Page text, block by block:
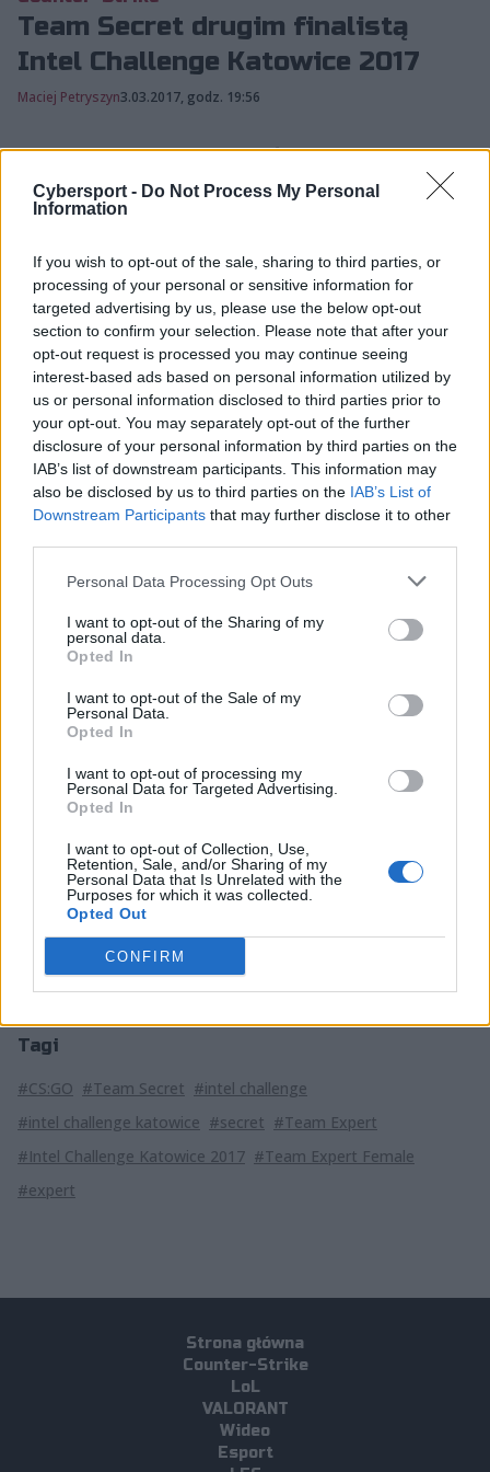
Cybersport - Do Not Process My Personal
Information
If you wish to opt-out of the sale, sharing to third parties, or
processing of your personal or sensitive information for
targeted advertising by us, please use the below opt-out
section to confirm your selection. Please note that after your
opt-out request is processed you may continue seeing
interest-based ads based on personal information utilized by
us or personal information disclosed to third parties prior to
your opt-out. You may separately opt-out of the further
disclosure of your personal information by third parties on the
IAB’s list of downstream participants. This information may
also be disclosed by us to third parties on the IAB’s List of
Downstream Participants that may further disclose it to other
Personal Data Processing Opt Outs
I want to opt-out of the Sharing of my
personal data.
Opted In
I want to opt-out of the Sale of my
Personal Data.
Opted In
I want to opt-out of processing my
Personal Data for Targeted Advertising.
Opted In
I want to opt-out of Collection, Use,
Retention, Sale, and/or Sharing of my
Personal Data that Is Unrelated with the
Purposes for which it was collected.
Opted Out
CONFIRM
Team Secret drugim finalistą
Intel Challenge Katowice 2017
Maciej Petryszyn3.03.2017, godz. 19:56
Poznaliśmy już obu finalistów żeńskich
zawodów Intel Challenge Katowice 2017. Do
Team Dignitas Female dołączyła ekipa Team
Poznaliśmy już obu finalistów żeńskich zawodów Intel
Challenge Katowice 2017. Do Team Dignitas Female
dołączyła ekipa Team Secret, która w drugim
dzisiejszym półfinale pokonała rywalki z Team expert
Female.
Team Secret2:1 Team expert Female – Cache
10:16, Inferno 16:5, Cobblestone 16:12
pokonały Team Secret 16:10. Zespół Julii "juliano" Kiran
od samego początku uważany był za murowanego
faworyta turnieju. Nie ma się zatem co dziwić, że
Szwedka i jej koleżanki zostały niesamowicie
podrażnione takim niekorzystnym wynikiem i na
Inferno wzięły brutalny odwety, zwyciężając 16:5. Losy
początkowej fazie był niesamowicie wyrównany.
Dopiero w końcowych minutach meczu na czoło zaczęły
ostatecznie 16:12.
Już za kilkanaście minut rozpocznie się wielki finał Intel
Challenge Katowice 2017, w którym o końcowy triumf i
główną nagrodę w wysokości 15 tysięcy dolarów
powalczą Team Dignitas Female oraz Team Secret.
Tagi
#CS:GO #Team Secret #intel challenge
#intel challenge katowice #secret #Team Expert
#Intel Challenge Katowice 2017 #Team Expert Female
#expert
Strona główna
Counter-Strike
LoL
VALORANT
Wideo
Esport